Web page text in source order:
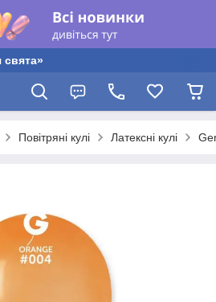
Повітряні кулі Латексні кулі